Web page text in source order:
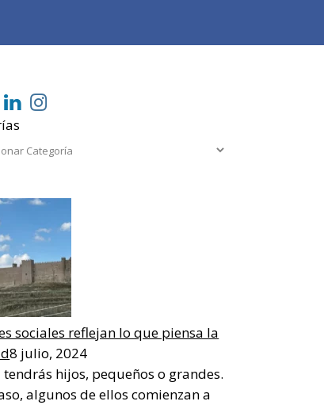
sociales reflejan lo que piensa la
8 julio, 2024
tendrás hijos, pequeños o grandes.
algunos de ellos comienzan a